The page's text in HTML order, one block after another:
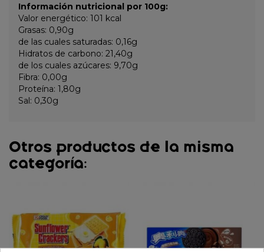
Información nutricional por 100g:
Valor energético: 101 kcal
Grasas: 0,90g
de las cuales saturadas: 0,16g
Hidratos de carbono: 21,40g
de los cuales azúcares: 9,70g
Fibra: 0,00g
Proteína: 1,80g
Sal: 0,30g
Otros productos de la misma
categoría: